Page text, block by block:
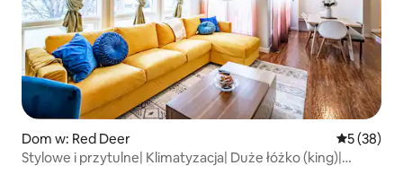
Dom w: Red Deer Średnia
5 (38)
Stylowe i przytulne| Klimatyzacja| Duże łóżko (king)|